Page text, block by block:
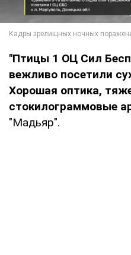
"Птицы 1 ОЦ Сил
вежливо посетили
Хорошая оптика,
стокилограммовые
"Мадьяр".